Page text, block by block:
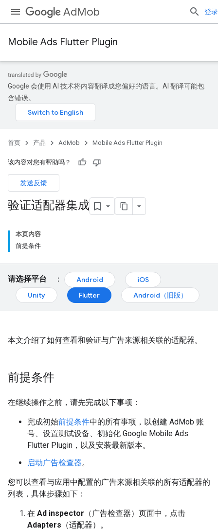
AdMob 登录
Mobile Ads Flutter Plugin
Google 会使用 AI 技术将内容翻译成您偏好的语言。AI 翻译可能包
含错误。
首页 产品 AdMob Mobile Ads Flutter Plugin
该内容对您有帮助吗？
发送反馈
验证适配器集成
本页内容
前提条件
请选择平台 ： Android
iOS
Unity
Flutter Android（旧版）
本文介绍了如何查看和验证与广告来源相关联的适配器。
前提条件
在继续操作之前，请先完成以下事项：
完成初始前提条件中的所有事项，以创建 AdMob 账
号、设置测试设备、初始化 Google Mobile Ads
Flutter Plugin ，以及安装最新版本。
启动广告检查器。
您可以查看与应用中配置的广告来源相关联的所有适配器的
列表，具体步骤如下：
在 Ad inspector （广告检查器）页面中，点击
Adapters （适配器）。